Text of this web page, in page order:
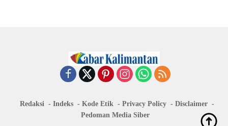
Redaksi Indeks Kode Etik Privacy Policy
Disclaimer
Pedoman Media Siber